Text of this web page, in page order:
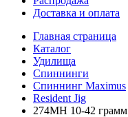
Доставка и оплата
Главная страница
Каталог
Удилища
Спиннинги
Спиннинг Maximus
Resident Jig
274MH 10-42 грамм